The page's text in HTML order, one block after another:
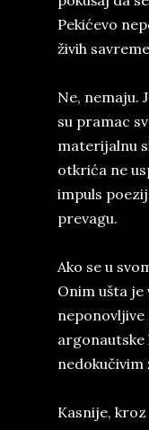
Pekićevo
živih
Ne, nemaju.
su pramac
materijalnu
otkrića ne
impuls
prevagu.
Ako se u
Onim ušta je
neponovljive
argonautske
nedokučivim
Kasnije,